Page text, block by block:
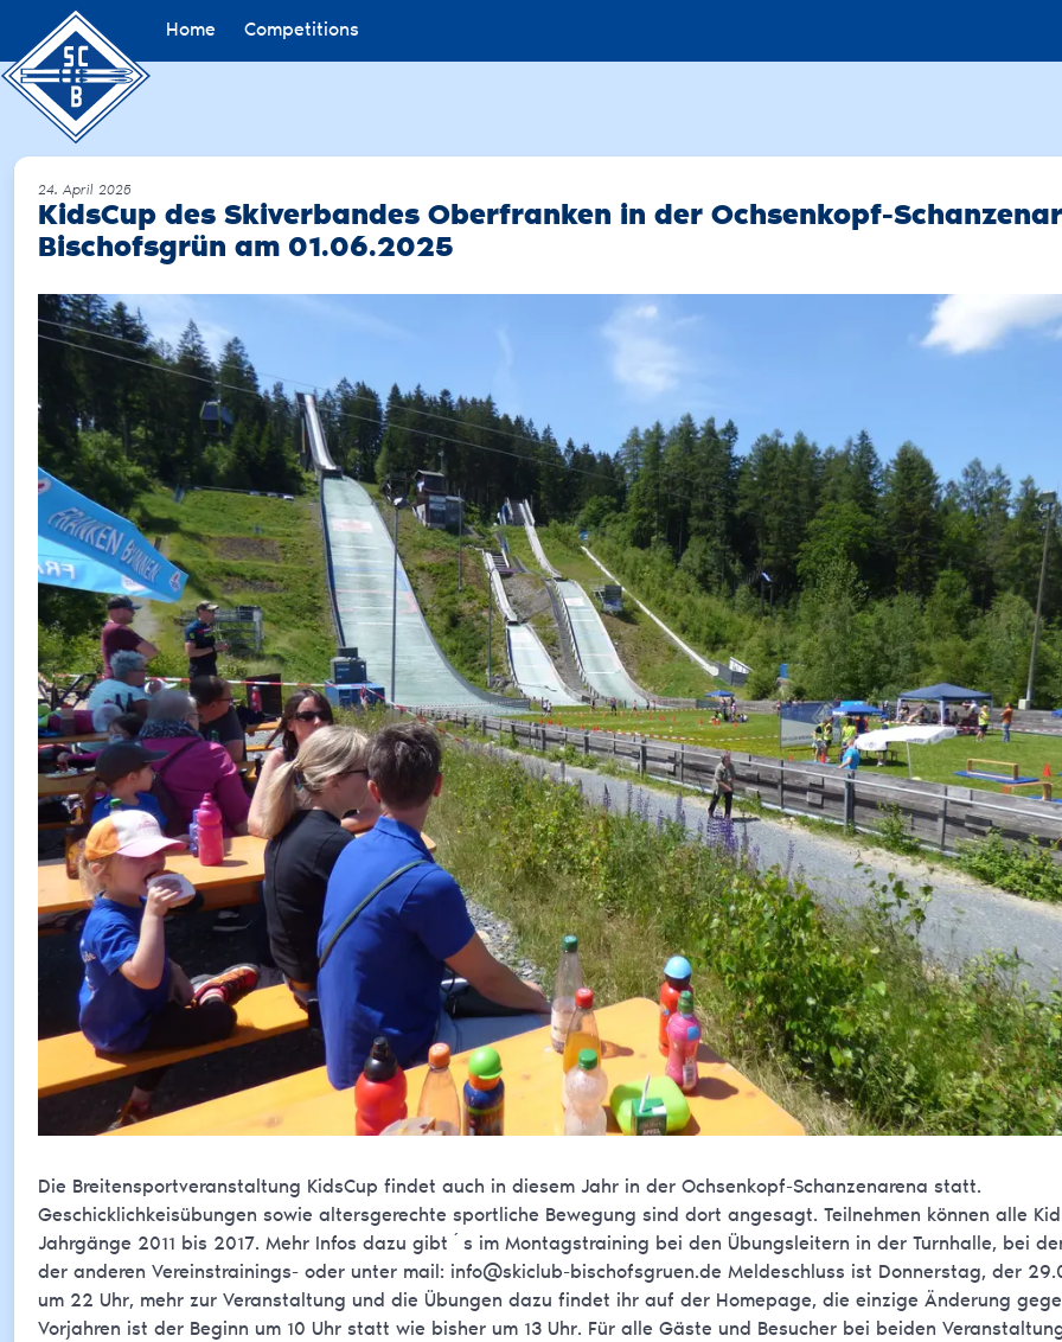
Home Competitions
24. April 2025
KidsCup des Skiverbandes Oberfranken in der Ochsenkopf-
Bischofsgrün am 01.06.2025
Die Breitensportveranstaltung KidsCup findet auch in diesem Jahr in der Ochsenkopf-Schanzenarena statt.
Geschicklichkeisübungen sowie altersgerechte sportliche Bewegung sind dort angesagt. Teilnehmen können alle
Jahrgänge 2011 bis 2017. Mehr Infos dazu gibt´s im Montagstraining bei den Übungsleitern in der Turnhalle, bei
der anderen Vereinstrainings- oder unter mail: info@skiclub-bischofsgruen.de Meldeschluss ist Donnerstag, der
um 22 Uhr, mehr zur Veranstaltung und die Übungen dazu findet ihr auf der Homepage, die einzige Änderung
Vorjahren ist der Beginn um 10 Uhr statt wie bisher um 13 Uhr. Für alle Gäste und Besucher bei beiden